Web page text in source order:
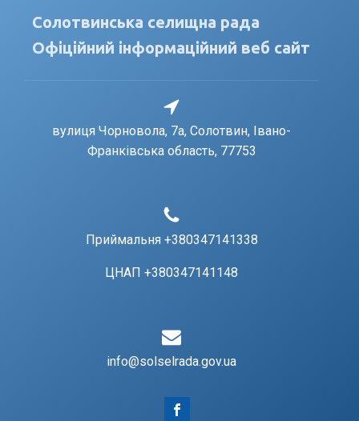
Солотвинська селищна рада
Офіційний інформаційний веб сайт
вулиця Чорновола, 7a, Солотвин, Івано-
Франківська область, 77753
Приймальня +380347141338
ЦНАП +380347141148
info@solselrada.gov.ua